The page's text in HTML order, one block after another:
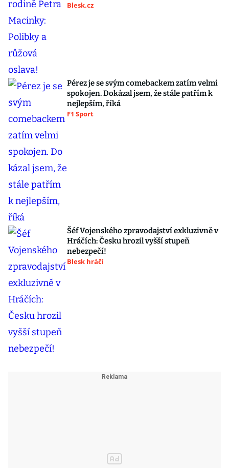
Blesk.cz
Pérez je se svým comebackem zatím velmi
spokojen. Dokázal jsem, že stále patřím k
nejlepším, říká
F1 Sport
Šéf Vojenského zpravodajství exkluzivně v
Hráčích: Česku hrozil vyšší stupeň
nebezpečí!
Blesk hráči